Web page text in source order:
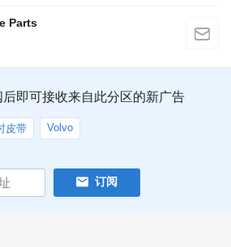
Parts
后即可接收来自此分区的新广告
皮带 Volvo
订阅